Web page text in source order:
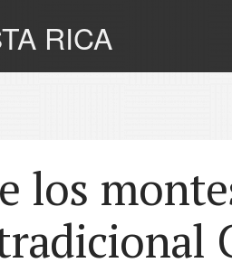
RICA
los